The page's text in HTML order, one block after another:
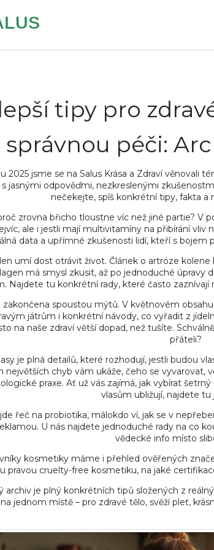
tipy pro
správnou péči:
2025 jsme se na Salus Krása a Zdraví věnovali
jasnými odpověďmi, nezkreslenými
nečekejte, spíš konkrétní tipy, fakta a
zrovna břicho tloustne víc než jiné partie? V
ale i jestli mají multivitamíny na přibírání
data a upřímné zkušenosti lidí, kteří s
umí dost otrávit život. Článek o artróze
má smysl zkusit, až po jednoduché
Najdete tu konkrétní rady, které často zaznívají
zakončena spoustou mýtů. V květnovém
játrům i konkrétní návody, co vyřadit z
na naše zdraví větší dopad, než tušíte.
přáteli?
je plná detailů, které rozhodují, jestli budou
největších chyb vám ukáže, čeho se vyvarovat,
praxe. Ať už vás zajímá, jak vybírat
vlasům ubližují, najdete tu
řeč na probiotika, málokdo ví, jak se v
U nás najdete jednoduché rady na co
vědecké info místo
kosmetiky máme i přehled ověřených
pravou cruelty-free kosmetiku, na jaké
archiv je plný konkrétních tipů složených z
jednom místě – pro zdravé tělo, svěží pleť,